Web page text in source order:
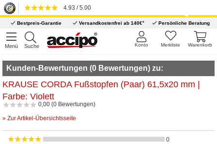
4.93 / 5.00
Bestpreis-Garantie Versandkostenfrei ab 140€* Persönliche Beratung
Menü Suche Warenkorb
Merkliste
Konto
Kunden-Bewertungen (0 Bewertungen) zu:
KRAUSE CORDA Fußstopfen (Paar) 61,5x20 mm |
Farbe: Violett
0,00 (0 Bewertungen)
» Zur Artikel-Übersichtsseite
0